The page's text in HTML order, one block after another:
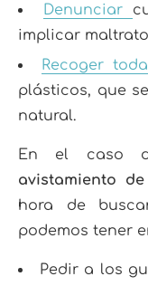
Denunciar
implicar
Recoger
plásticos, que
natural.
En el caso
avistamiento
hora de
podemos tener
Pedir a los